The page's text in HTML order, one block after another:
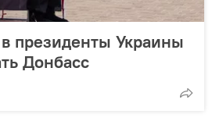
президенты Украины
Донбасс